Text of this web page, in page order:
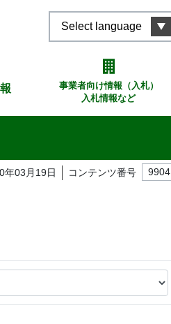
Select language
事業者向け情報（入札）
入札情報など
年03月19日 コンテンツ番号 9904